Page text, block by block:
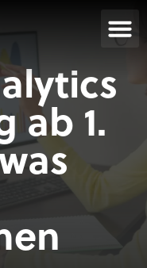
ab 1.